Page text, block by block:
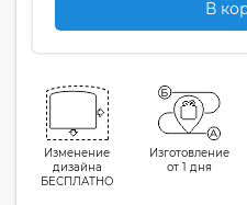
В
Изменение
дизайна
БЕСПЛАТНО
Изготовление
от 1 дня